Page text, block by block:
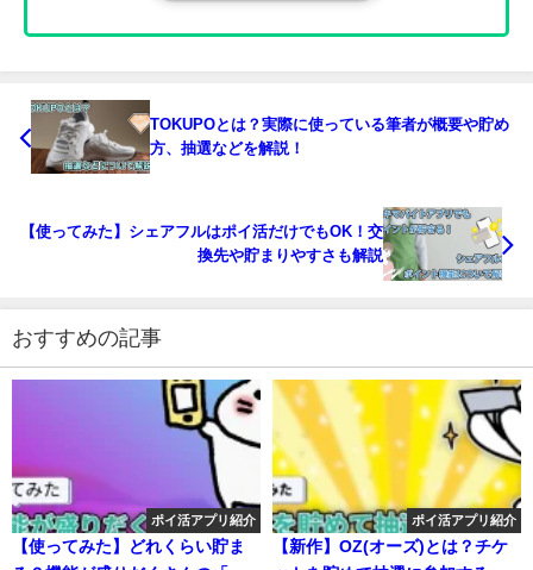
TOKUPOとは？実際に使っている筆者が概要や貯め
方、抽選などを解説！
【使ってみた】シェアフルはポイ活だけでもOK！交
換先や貯まりやすさも解説
おすすめの記事
ポイ活アプリ紹介
【使ってみた】どれくらい貯ま
ポイ活アプリ紹介
【新作】OZ(オーズ)とは？チケ